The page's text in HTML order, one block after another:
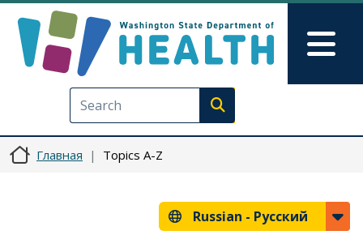
Execute search
Главная Topics A-Z
Russian - Русский